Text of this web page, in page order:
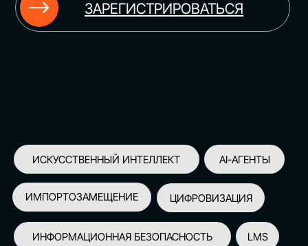
НЕЙРОСЕТИ ДЛЯ БИЗНЕСА
КЭДО
ЦИФРОВИЗАЦИЯ
АВТОМАТИЗАЦИЯ HR
АВТОМАТИЗАЦИЯ МАРКЕТИНГА И ПРОДАЖ
AI-АССИСТЕНТЫ
ИМПОРТОЗАМЕЩЕНИЕ